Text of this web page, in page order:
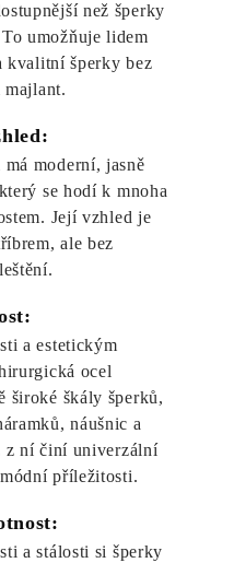
než šperky
umožňuje lidem
kvalitní šperky bez
moderní, jasně
se hodí k mnoha
Její vzhled je
ale bez
a estetickým
ocel
široké škály šperků,
náušnic a
z ní činí univerzální
příležitosti.
a stálosti si šperky